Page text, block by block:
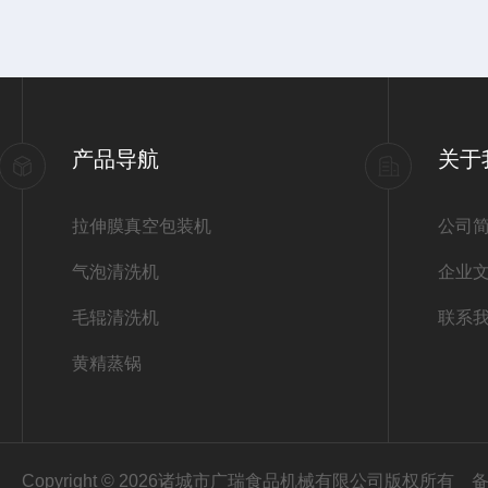
产品导航
拉伸膜真空包装机
气泡清洗机
毛辊清洗机
黄精蒸锅
关于
公司
企业
联系
Copyright © 2026诸城市广瑞食品机械有限公司版权所有